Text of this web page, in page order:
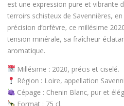
est une expression pure et vibrante
terroirs schisteux de Savennières, en
précision d’orfèvre, ce millésime
tension minérale, sa fraîcheur
aromatique.
Millésime : 2020, précis et ciselé.
Région : Loire, appellation
Cépage : Chenin Blanc, pur et
Format: 75 cl.